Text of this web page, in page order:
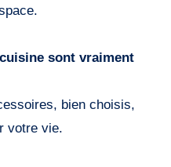
sont vraiment
bien choisis,
votre vie.